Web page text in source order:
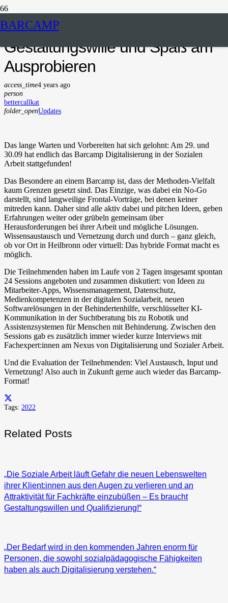
BARCAMP
Endlich Barcamp:
Gestaltungswille und Spaß am
Ausprobieren
access_time4 years ago
person
bettercallkat
folder_openUpdates
Das lange Warten und Vorbereiten hat sich gelohnt: Am 29. und
30.09 hat endlich das Barcamp Digitalisierung in der Sozialen
Arbeit stattgefunden!
Das Besondere an einem Barcamp ist, dass der Methoden-Vielfalt
kaum Grenzen gesetzt sind. Das Einzige, was dabei ein No-Go
darstellt, sind langweilige Frontal-Vorträge, bei denen keiner
mitreden kann. Daher sind alle aktiv dabei und pitchen Ideen, geben
Erfahrungen weiter oder grübeln gemeinsam über
Herausforderungen bei ihrer Arbeit und mögliche Lösungen.
Wissensaustausch und Vernetzung durch und durch – ganz gleich,
ob vor Ort in Heilbronn oder virtuell: Das hybride Format macht es
möglich.
Die Teilnehmenden haben im Laufe von 2 Tagen insgesamt spontan
24 Sessions angeboten und zusammen diskutiert: von Ideen zu
Mitarbeiter-Apps, Wissensmanagement, Datenschutz,
Medienkompetenzen in der digitalen Sozialarbeit, neuen
Softwarelösungen in der Behindertenhilfe, verschlüsselter KI-
Kommunikation in der Suchtberatung bis zu Robotik und
Assistenzsystemen für Menschen mit Behinderung. Zwischen den
Sessions gab es zusätzlich immer wieder kurze Interviews mit
Fachexpert:innen am Nexus von Digitalisierung und Sozialer Arbeit.
Und die Evaluation der Teilnehmenden: Viel Austausch, Input und
Vernetzung! Also auch in Zukunft gerne auch wieder das Barcamp-
Format!
Tags: 2022
Related Posts
„Die Soziale Arbeit läuft Gefahr die neuen Lebenswelten
ihrer Klient:innen aus den Augen zu verlieren und an
Attraktivität für Fachkräfte einzubüßen – Es braucht
Gestaltungswillen und Qualifizierung!“
„Der Bedarf wird in den kommenden Jahren enorm für
Personen, die sowohl sozialpädagogische Fähigkeiten
haben als auch Digitalisierung verstehen.“